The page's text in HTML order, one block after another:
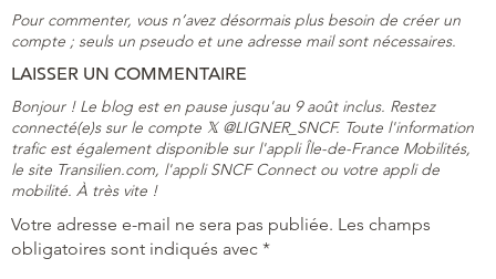
Pour commenter, vous n’avez désormais plus besoin de créer un
compte ; seuls un pseudo et une adresse mail sont nécessaires.
LAISSER UN COMMENTAIRE
Bonjour ! Le blog est en pause jusqu'au 9 août inclus. Restez
connecté(e)s sur le compte 𝕏 @LIGNER_SNCF. Toute l'information
trafic est également disponible sur l'appli Île-de-France Mobilités,
le site Transilien.com, l'appli SNCF Connect ou votre appli de
mobilité. À très vite !
Votre adresse e-mail ne sera pas publiée. Les champs
obligatoires sont indiqués avec *